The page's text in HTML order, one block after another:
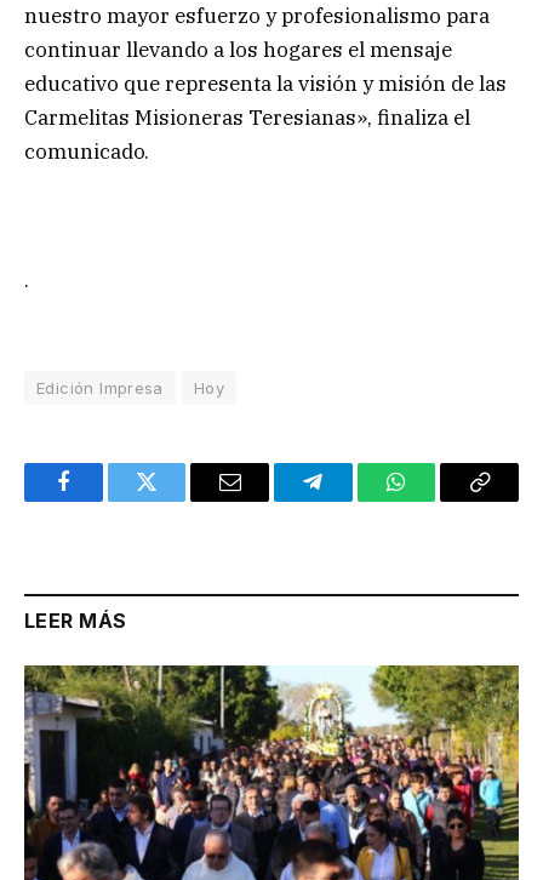
nuestro mayor esfuerzo y profesionalismo para
continuar llevando a los hogares el mensaje
educativo que representa la visión y misión de las
Carmelitas Misioneras Teresianas», finaliza el
comunicado.
.
Edición Impresa Hoy
FacebookTwitter Email TelegramWhatsAppCopy
LEER MÁS